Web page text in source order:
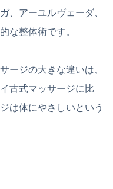
、アーユルヴェーダ、
な整体術です。
ージの大きな違いは、
古式マッサージに比
は体にやさしいという